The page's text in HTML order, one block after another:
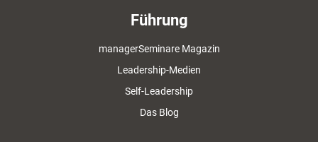
Führung
managerSeminare Magazin
Leadership-Medien
Self-Leadership
Das Blog